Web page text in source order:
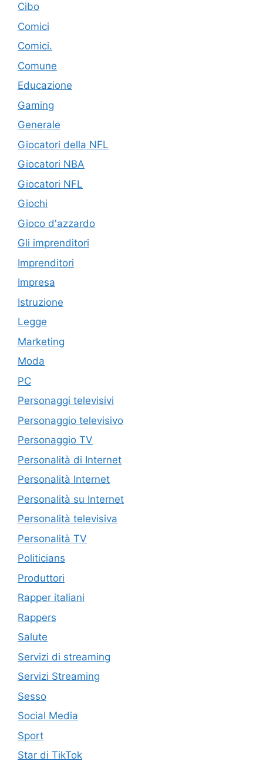
Cibo
Comici
Comici.
Comune
Educazione
Gaming
Generale
Giocatori della NFL
Giocatori NBA
Giocatori NFL
Giochi
Gioco d'azzardo
Gli imprenditori
Imprenditori
Impresa
Istruzione
Legge
Marketing
Moda
PC
Personaggi televisivi
Personaggio televisivo
Personaggio TV
Personalità di Internet
Personalità Internet
Personalità su Internet
Personalità televisiva
Personalità TV
Politicians
Produttori
Rapper italiani
Rappers
Salute
Servizi di streaming
Servizi Streaming
Sesso
Social Media
Sport
Star di TikTok